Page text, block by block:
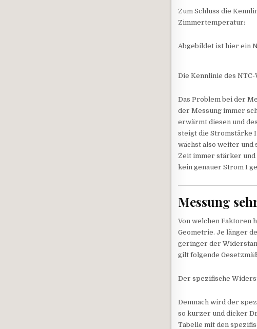
Zum Schluss die
Zimmertemperatur:
Abgebildet ist hier ein
Die Kennlinie des
Das Problem bei der
der Messung immer
erwärmt diesen und
steigt die Stromstärke
wächst also weiter
Zeit immer stärker und
kein genauer Strom I
Messung
Von welchen Faktoren
Geometrie. Je länger
geringer der
gilt folgende
Der spezifische
Demnach wird der
so kurzer und dicker
Tabelle mit den